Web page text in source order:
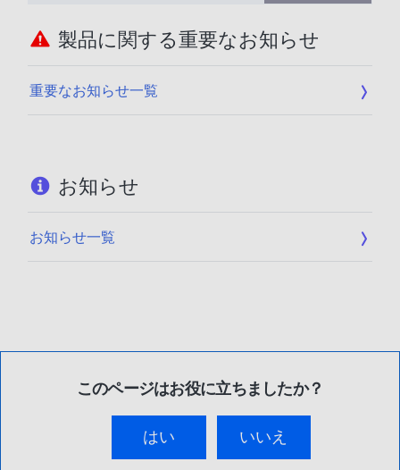
製品に関する重要なお知らせ
重要なお知らせ一覧
お知らせ
お知らせ一覧
このページはお役に立ちましたか？
はい いいえ